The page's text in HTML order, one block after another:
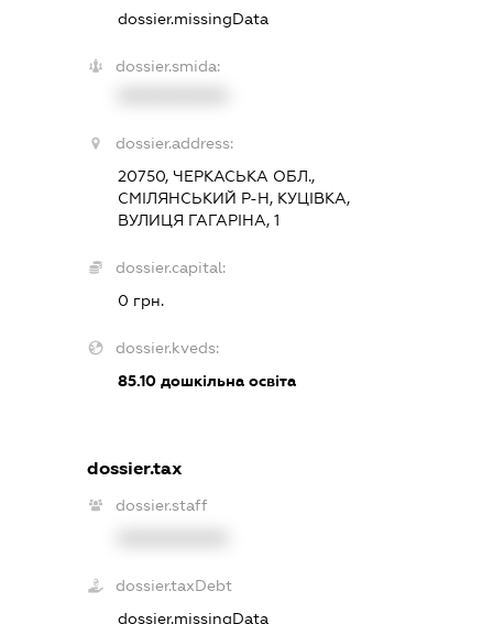
dossier.missingData
dossier.smida:
dossier.address:
20750, ЧЕРКАСЬКА ОБЛ.,
СМІЛЯНСЬКИЙ Р-Н, КУЦІВКА,
ВУЛИЦЯ ГАГАРІНА, 1
dossier.capital:
0 грн.
dossier.kveds:
85.10 дошкільна освіта
dossier.tax
dossier.staff
dossier.taxDebt
dossier.missingData